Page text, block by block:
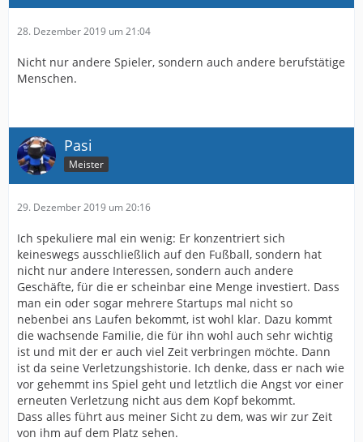
28. Dezember 2019 um 21:04
Nicht nur andere Spieler, sondern auch andere berufstätige
Menschen.
Pasi
Meister
29. Dezember 2019 um 20:16
Ich spekuliere mal ein wenig: Er konzentriert sich
keineswegs ausschließlich auf den Fußball, sondern hat
nicht nur andere Interessen, sondern auch andere
Geschäfte, für die er scheinbar eine Menge investiert. Dass
man ein oder sogar mehrere Startups mal nicht so
nebenbei ans Laufen bekommt, ist wohl klar. Dazu kommt
die wachsende Familie, die für ihn wohl auch sehr wichtig
ist und mit der er auch viel Zeit verbringen möchte. Dann
ist da seine Verletzungshistorie. Ich denke, dass er nach wie
vor gehemmt ins Spiel geht und letztlich die Angst vor einer
erneuten Verletzung nicht aus dem Kopf bekommt.
Dass alles führt aus meiner Sicht zu dem, was wir zur Zeit
von ihm auf dem Platz sehen.